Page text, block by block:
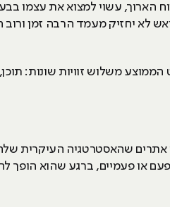
הארוך, עשוי למצוא את עצמו
לא יחזיק מעמד הרבה זמן ורוב
משלוש זוויות שונות:
אתרים שהאסטרטגיה העיקרית
או פעמיים, ברגע שהוא הופך